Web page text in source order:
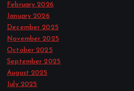
February 2026
January 2026
December 2025
November 2025
October 2025
September 2025
August 2025
July 2025